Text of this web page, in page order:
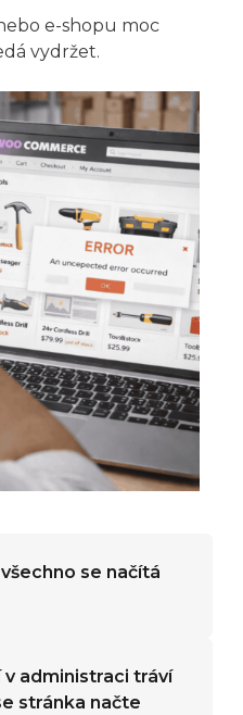
e-shopu moc
vydržet.
se načítá
v administraci tráví
stránka načte